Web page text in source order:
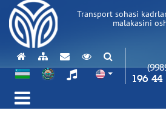
Transport sohasi
malakasini
196 44